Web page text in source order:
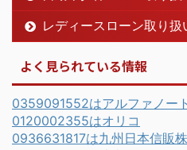
レディースローン取り扱
よく見られている情報
0359091552はアルファノー
0120002355はオリコ
0936631817は九州日本信販